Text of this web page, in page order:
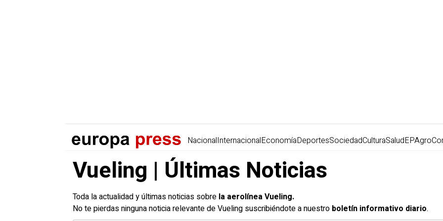
NacionalInternacionalEconomíaDeportesSociedadCulturaSaludEPAgro
Vueling | Últimas Noticias
Toda la actualidad y últimas noticias sobre la aerolínea Vueling.
No te pierdas ninguna noticia relevante de Vueling suscribiéndote a nuestro boletín informativo diario.